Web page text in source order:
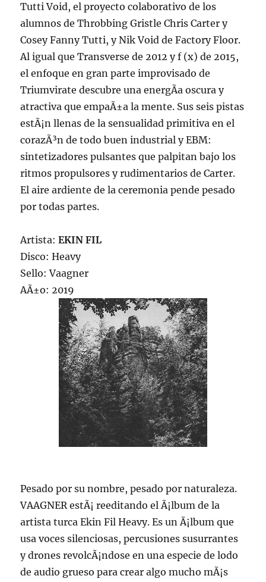
Tutti Void, el proyecto colaborativo de los
alumnos de Throbbing Gristle Chris Carter y
Cosey Fanny Tutti, y Nik Void de Factory Floor.
Al igual que Transverse de 2012 y f (x) de 2015,
el enfoque en gran parte improvisado de
Triumvirate descubre una energÃ­a oscura y
atractiva que empaÃ±a la mente. Sus seis pistas
estÃ¡n llenas de la sensualidad primitiva en el
corazÃ³n de todo buen industrial y EBM:
sintetizadores pulsantes que palpitan bajo los
ritmos propulsores y rudimentarios de Carter.
El aire ardiente de la ceremonia pende pesado
por todas partes.
Artista:EKIN FIL
Disco: Heavy
Sello: Vaagner
AÃ±o: 2019
Pesado por su nombre, pesado por naturaleza.
VAAGNER estÃ¡ reeditando el Ã¡lbum de la
artista turca Ekin Fil Heavy. Es un Ã¡lbum que
usa voces silenciosas, percusiones susurrantes
y drones revolcÃ¡ndose en una especie de lodo
de audio grueso para crear algo mucho mÃ¡s